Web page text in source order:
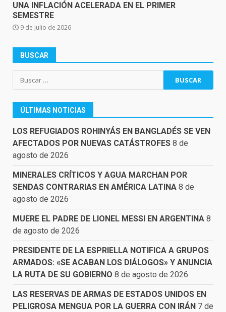
UNA INFLACIÓN ACELERADA EN EL PRIMER
SEMESTRE
9 de julio de 2026
BUSCAR
Buscar:
ÚLTIMAS NOTICIAS
LOS REFUGIADOS ROHINYÁS EN BANGLADÉS SE VEN
AFECTADOS POR NUEVAS CATÁSTROFES 8 de
agosto de 2026
MINERALES CRÍTICOS Y AGUA MARCHAN POR
SENDAS CONTRARIAS EN AMÉRICA LATINA 8 de
agosto de 2026
MUERE EL PADRE DE LIONEL MESSI EN ARGENTINA 8
de agosto de 2026
PRESIDENTE DE LA ESPRIELLA NOTIFICA A GRUPOS
ARMADOS: «SE ACABAN LOS DIÁLOGOS» Y ANUNCIA
LA RUTA DE SU GOBIERNO 8 de agosto de 2026
LAS RESERVAS DE ARMAS DE ESTADOS UNIDOS EN
PELIGROSA MENGUA POR LA GUERRA CON IRÁN 7 de